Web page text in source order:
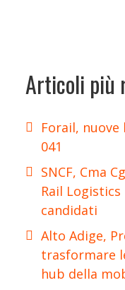
Articoli più
Forail, nuove
041
SNCF, Cma
Rail
candidati
Alto Adige,
trasformare
hub della